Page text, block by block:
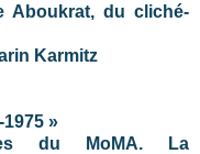
Aboukrat, du cliché-
Karmitz
»
du MoMA. La